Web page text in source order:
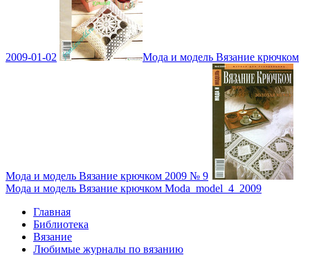
2009-01-02 Мода и модель Вязание крючком
Мода и модель Вязание крючком 2009 № 9
Мода и модель Вязание крючком Moda_model_4_2009
Главная
Библиотека
Вязание
Любимые журналы по вязанию